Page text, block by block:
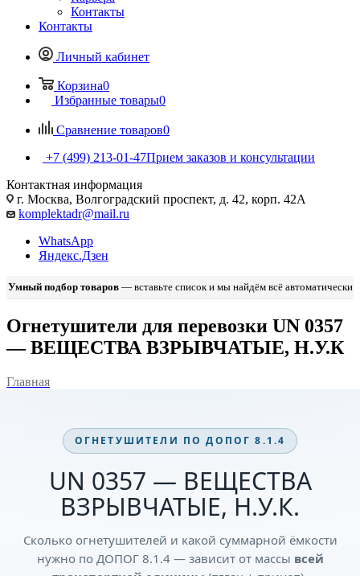
Контакты
Контакты
Личный кабинет
Корзина0
Избранные товары0
Сравнение товаров0
+7 (499) 213-01-47Прием заказов и консультации
Контактная информация
г. Москва, Волгоградский проспект, д. 42, корп. 42А
komplektadr@mail.ru
WhatsApp
Яндекс.Дзен
Умный подбор товаров— вставьте список и мы найдём всё автоматически
Огнетушители для перевозки UN 0357
— ВЕЩЕСТВА ВЗРЫВЧАТЫЕ, Н.У.К
Главная
ОГНЕТУШИТЕЛИ ПО ДОПОГ 8.1.4
UN 0357 — ВЕЩЕСТВА
ВЗРЫВЧАТЫЕ, Н.У.К.
Сколько огнетушителей и какой суммарной ёмкости
нужно по ДОПОГ 8.1.4 — зависит от массы всей